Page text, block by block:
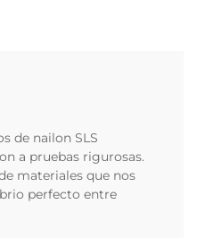
de nailon SLS
a pruebas rigurosas.
materiales que nos
perfecto entre